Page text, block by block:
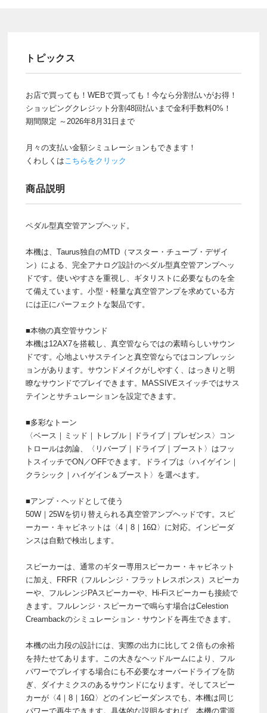
トピックス
お店で買っても！WEBで買っても！今なら分割払いがお得！
ショッピングクレジット分割48回払いまで金利手数料0%！
期間限定 ～2026年8月31日まで
月々の支払い金額シミュレーションもできます！
くわしくはこちらをクリック
商品説明
ペダル型真空管アンプヘッド。
本機は、Taurus独自のMTD（マスター・チューブ・デザイ
ン）による、完全アナログ設計のペダル型真空管アンプヘッ
ドです。使いやすさを重視し、ギタリストに必要なものを全
て備えています。小型・軽量な真空管アンプを求めている方
には正にパーフェクトな製品です。
■本物の真空管サウンド
本機は12AX7を搭載し、真空管ならではの素晴らしいサウン
ドです。心地よいサステインと真空管ならではコンプレッシ
ョンがあります。サウンドメイクがしやすく、はっきりと明
瞭なサウンドでプレイできます。MASSIVEスイッチではサス
テインとサチュレーションを設定できます。
■多彩なトーン
〈ベース｜ミッド｜トレブル｜ドライブ｜プレゼンス〉コン
トロールは勿論、〈リバーブ｜ドライブ｜ブースト〉はフッ
トスイッチでON／OFFできます。ドライブは〈ハイゲイン｜
クラシック｜ハイゲイン＆ブースト〉を選べます。
■アンプ・ヘッドとして使う
50W｜25Wを切り替えられる真空管アンプヘッドです。スピ
ーカー・キャビネットは〈4｜8｜16Ω〉に対応。インピーダ
ンスは自動で検出します。
スピーカーは、通常のギター専用スピーカー・キャビネット
に加え、FRFR（フルレンジ・フラットレスポンス）スピーカ
ーや、フルレンジPAスピーカーや、Hi-Fiスピーカーも接続で
きます。フルレンジ・スピーカーで鳴らす場合はCelestion
Creambackのシミュレーション・サウンドを再生できます。
本機の出力段の設計には、実際の出力に比して２倍もの余裕
を持たせてあります。この大きなヘッドルームにより、フル
パワーでプレイする場合にも不必要なオーバードライブを防
ぎ、ダイナミクスのあるサウンドになります。そしてスピー
カーが〈4｜8｜16Ω〉どのインピーダンスでも、本機は同じ
パワーで再生できます。具体的な説明をすれば、本機の電源